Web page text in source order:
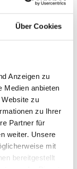
Über Cookies
Anzeigen zu
Medien anbieten
zu
zu Ihrer
Partner für
weiter. Unsere
mit
bereitgestellt